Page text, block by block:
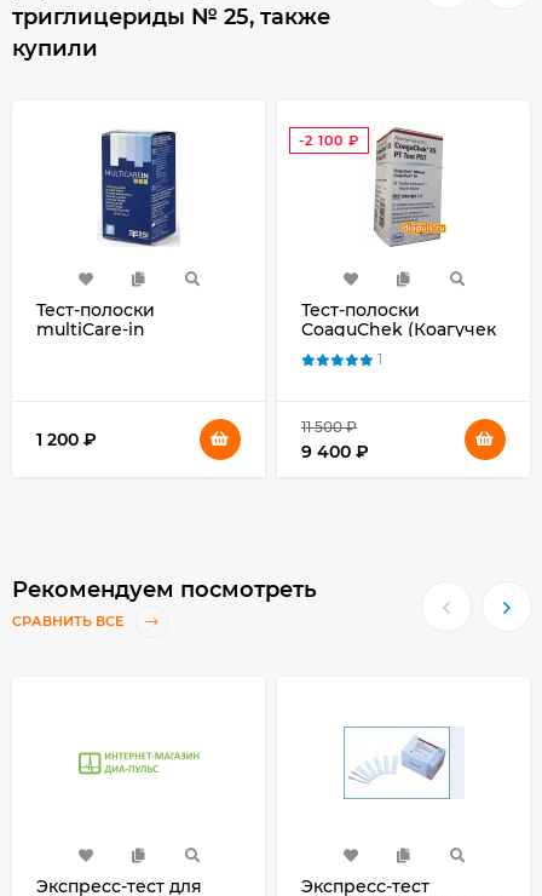
триглицериды № 25, также
купили
Тест-полоски
multiCare-in
1 200 ₽
-2 100 ₽
Тест-полоски
CoaguChek (Коагучек
XS 24) XS PT Test PST
№24 для
времени
1
11 500₽
9 400 ₽
Рекомендуем посмотреть
СРАВНИТЬ ВСЕ
Экспресс-тест для
Экспресс-тест